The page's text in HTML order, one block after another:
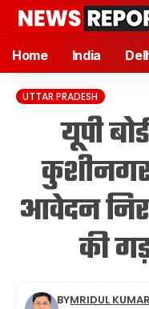
Home India
UTTAR PRADESH
यूपी
कुशीनगर
आवेदन
की
BYMRIDUL